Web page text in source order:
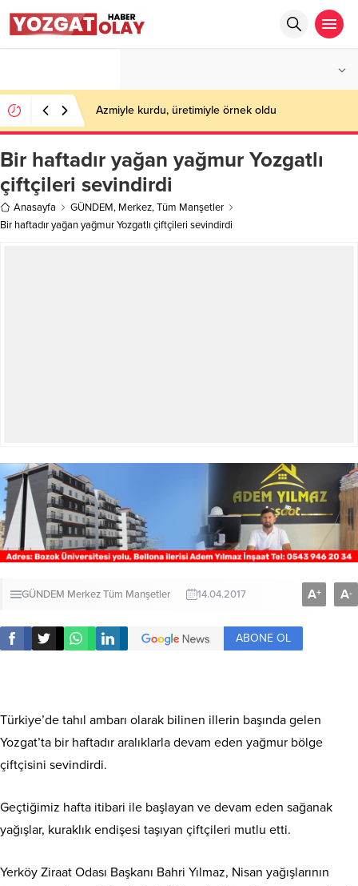
Azmiyle kurdu, üretimiyle örnek oldu
Bir haftadır yağan yağmur Yozgatlı
çiftçileri sevindirdi
Anasayfa GÜNDEM, Merkez,Tüm Manşetler
Bir haftadır yağan yağmur Yozgatlı çiftçileri sevindirdi
GÜNDEM MerkezTüm Manşetler 14.04.2017 A+ A-
ABONE OL
Türkiye’de tahıl ambarı olarak bilinen illerin başında gelen
Yozgat’ta bir haftadır aralıklarla devam eden yağmur bölge
çiftçisini sevindirdi.
Geçtiğimiz hafta itibari ile başlayan ve devam eden sağanak
yağışlar, kuraklık endişesi taşıyan çiftçileri mutlu etti.
Yerköy Ziraat Odası Başkanı Bahri Yılmaz, Nisan yağışlarının